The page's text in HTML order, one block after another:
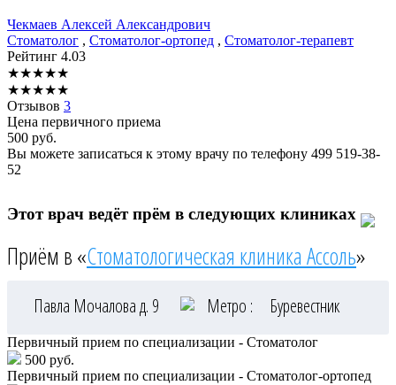
Чекмаев Алексей Александрович
Стоматолог , Стоматолог-ортопед , Стоматолог-терапевт
Рейтинг 4.03
★★★★★
★★★★★
Отзывов 3
Цена первичного приема
500 руб.
Вы можете записаться к этому врачу по телефону 499 519-38-
52
Этот врач ведёт прём в следующих клиниках
Приём в «Стоматологическая клиника Ассоль»
Павла Мочалова д. 9 Метро : Буревестник
Первичный прием по специализации - Стоматолог
500 руб.
Первичный прием по специализации - Стоматолог-ортопед